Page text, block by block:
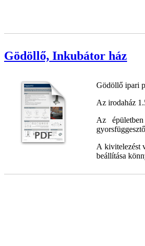
Gödöllő, Inkubátor ház
Gödöllő ipari
Az irodaház
Az
A kivitelezést
beállítása